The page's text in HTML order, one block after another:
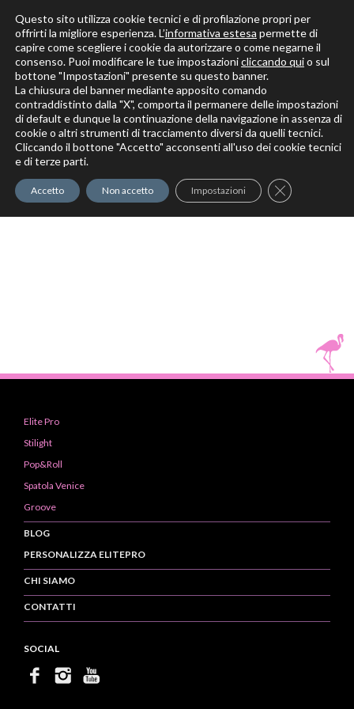
Solo per veri decoratori
Elite Pro
Elite Pro
Stilight
Pop&Roll
Spatola Venice
Groove
BLOG
PERSONALIZZA ELITEPRO
CHI SIAMO
CONTATTI
SOCIAL
Questo sito utilizza cookie tecnici e di profilazione propri per
offrirti la migliore esperienza. L’informativa estesa permette di
capire come scegliere i cookie da autorizzare o come negarne il
consenso. Puoi modificare le tue impostazionicliccando quio sul
bottone "Impostazioni" presente su questo banner.
La chiusura del banner mediante apposito comando
contraddistinto dalla "X", comporta il permanere delle impostazioni
di default e dunque la continuazione della navigazione in assenza di
cookie o altri strumenti di tracciamento diversi da quelli tecnici.
Cliccando il bottone "Accetto" acconsenti all'uso dei cookie tecnici
e di terze parti.
Accetto Non accetto Impostazioni Close GDPR